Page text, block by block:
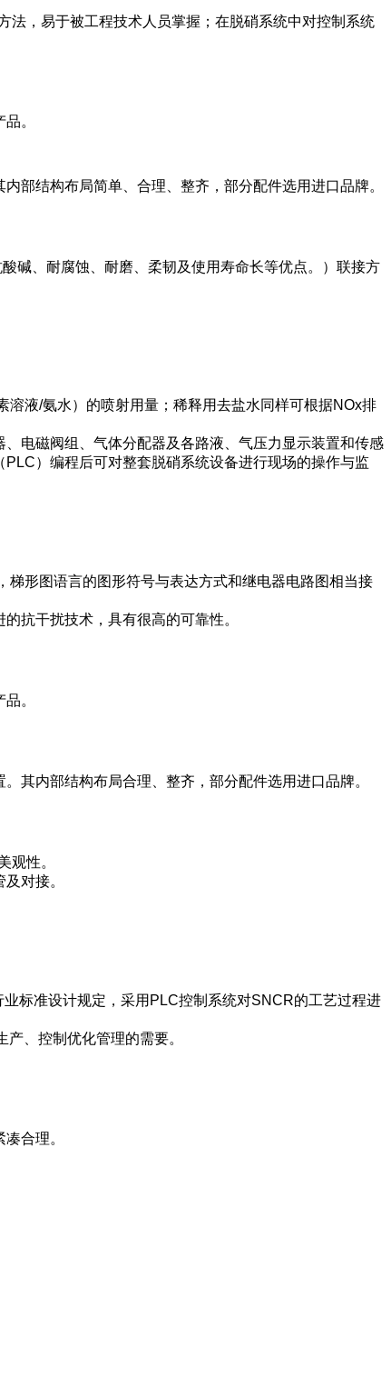
法，易于被工程技术人员掌握；在脱硝系统中对控制系统
。
部结构布局简单、合理、整齐，部分配件选用进口品牌。
碱、耐腐蚀、耐磨、柔韧及使用寿命长等优点。）联接方
液/氨水）的喷射用量；稀释用去盐水同样可根据NOx排
电磁阀组、气体分配器及各路液、气压力显示装置和传感
）编程后可对整套脱硝系统设备进行现场的操作与监
形图语言的图形符号与表达方式和继电器电路图相当接
抗干扰技术，具有很高的可靠性。
。
其内部结构布局合理、整齐，部分配件选用进口品牌。
观性。
对接。
标准设计规定，采用PLC控制系统对SNCR的工艺过程进
、控制优化管理的需要。
合理。